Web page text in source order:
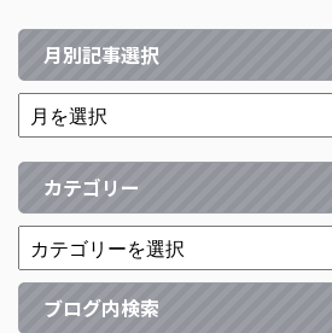
月別記事選択
カテゴリー
ブログ内検索